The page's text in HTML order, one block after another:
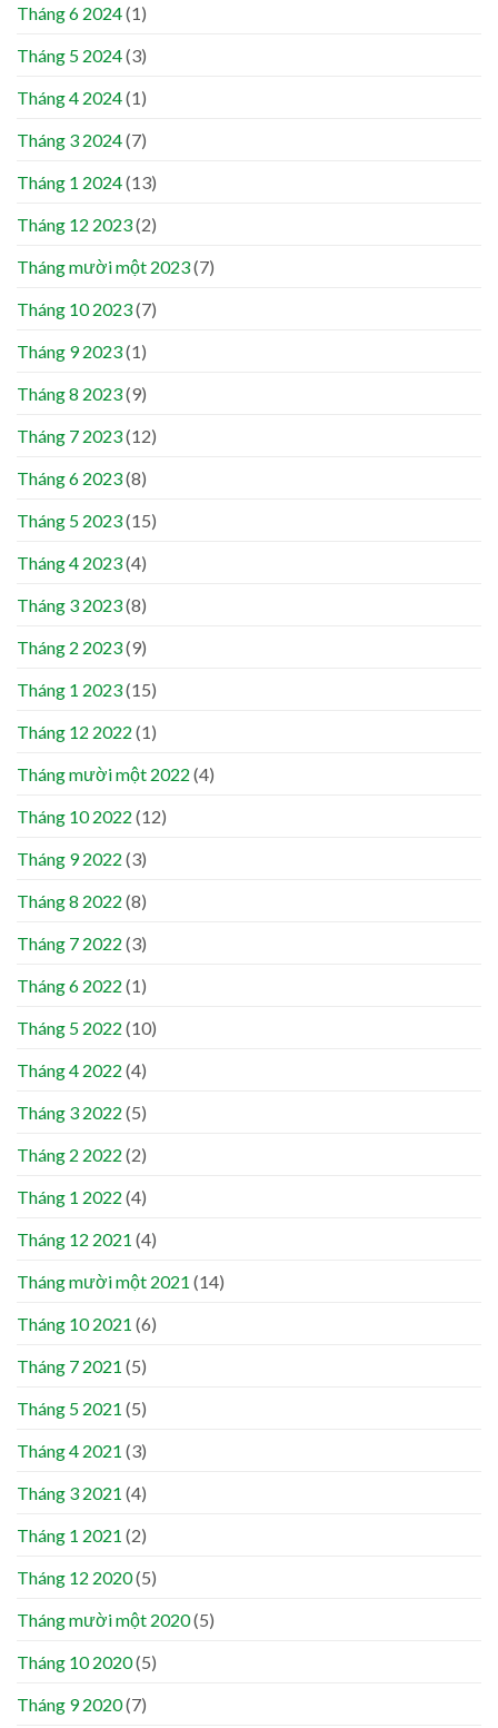
Tháng 6 2024(1)
Tháng 5 2024(3)
Tháng 4 2024(1)
Tháng 3 2024(7)
Tháng 1 2024(13)
Tháng 12 2023(2)
Tháng mười một 2023(7)
Tháng 10 2023(7)
Tháng 9 2023(1)
Tháng 8 2023(9)
Tháng 7 2023(12)
Tháng 6 2023(8)
Tháng 5 2023(15)
Tháng 4 2023(4)
Tháng 3 2023(8)
Tháng 2 2023(9)
Tháng 1 2023(15)
Tháng 12 2022 (1)
Tháng mười một 2022 (4)
Tháng 10 2022 (12)
Tháng 9 2022 (3)
Tháng 8 2022 (8)
Tháng 7 2022 (3)
Tháng 6 2022 (1)
Tháng 5 2022 (10)
Tháng 4 2022 (4)
Tháng 3 2022 (5)
Tháng 2 2022 (2)
Tháng 1 2022 (4)
Tháng 12 2021 (4)
Tháng mười một 2021 (14)
Tháng 10 2021 (6)
Tháng 7 2021 (5)
Tháng 5 2021 (5)
Tháng 4 2021 (3)
Tháng 3 2021 (4)
Tháng 1 2021 (2)
Tháng 12 2020(5)
Tháng mười một 2020(5)
Tháng 10 2020(5)
Tháng 9 2020(7)